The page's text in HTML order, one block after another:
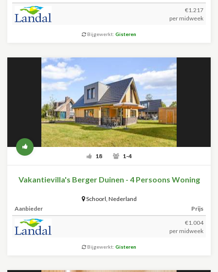
€1.217
per midweek
Bijgewerkt: Gisteren
18 1-4
Vakantievilla's Berger Duinen - 4 Persoons Woning
Schoorl, Nederland
Aanbieder
Prijs
€1.004
per midweek
Bijgewerkt: Gisteren